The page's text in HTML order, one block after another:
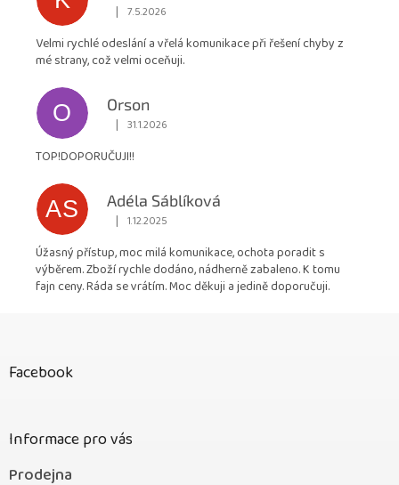
Hodnocení obchodu je 5 z 5 hvězdiček.
| 7.5.2026
Velmi rychlé odeslání a vřelá komunikace při řešení chyby z
mé strany, což velmi oceňuji.
O
Orson
Hodnocení obchodu je 5 z 5 hvězdiček.
| 31.1.2026
TOP!DOPORUČUJI!!
AS
Adéla Sáblíková
Hodnocení obchodu je 5 z 5 hvězdiček.
| 1.12.2025
Úžasný přístup, moc milá komunikace, ochota poradit s
výběrem. Zboží rychle dodáno, nádherně zabaleno. K tomu
fajn ceny. Ráda se vrátím. Moc děkuji a jedině doporučuji.
Facebook
Informace pro vás
Prodejna